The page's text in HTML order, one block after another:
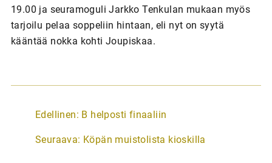
19.00 ja seuramoguli Jarkko Tenkulan mukaan myös
tarjoilu pelaa soppeliin hintaan, eli nyt on syytä
kääntää nokka kohti Joupiskaa.
A
t
Edellinen: B helposti finaaliin
Seuraava: Köpän muistolista kioskilla